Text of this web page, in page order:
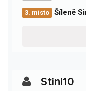
3. místo Šíleně
Stini10